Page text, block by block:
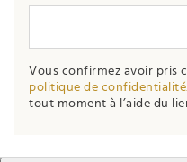
Vous confirmez avoir pris
politique de confidentialité.
tout moment à l’aide du